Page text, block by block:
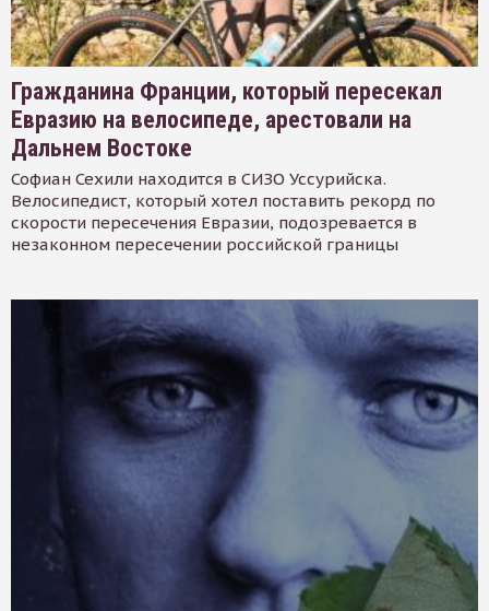
Гражданина Франции, который пересекал
Евразию на велосипеде, арестовали на
Дальнем Востоке
Софиан Сехили находится в СИЗО Уссурийска.
Велосипедист, который хотел поставить рекорд по
скорости пересечения Евразии, подозревается в
незаконном пересечении российской границы